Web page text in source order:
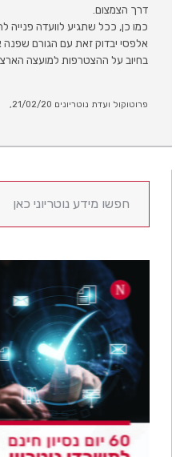
דרך הצמצום.
כמו כן, ככל שתגיע לוועדה פנייה
אלפסי יבדוק זאת עם הגורם שפנה
בחיוב על ההצטרפות למועצה
פרוטוקול ועדת נוטריונים 21/02/20,
ו